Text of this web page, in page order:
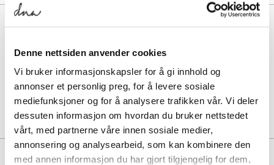
Denne nettsiden anvender cookies
Vi bruker informasjonskapsler for å gi innhold og
annonser et personlig preg, for å levere sosiale
mediefunksjoner og for å analysere trafikken vår. Vi deler
dessuten informasjon om hvordan du bruker nettstedet
vårt, med partnerne våre innen sosiale medier,
annonsering og analysearbeid, som kan kombinere den
med annen informasjon du har gjort tilgjengelig for dem,
Takket være dens elegante design som kan justeres individuelt.
Overmaterialet i mykt semsket skinn sørger for et naturlig design.
Art. nr.41967402
Lev. art. nr1025844
PRODUKTDETALJER